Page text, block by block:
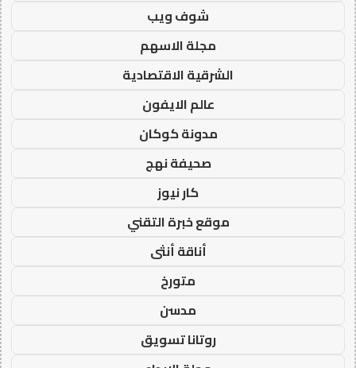
شوف ويب
مجلة الاسهم
الشرقية الاقتصادية
عالم الايفون
مدونة كوكان
صحيفة نهج
كار نيوز
موقع خبرة التقني
أناقة أنثى
متورخ
مدسن
روتانا تسويق